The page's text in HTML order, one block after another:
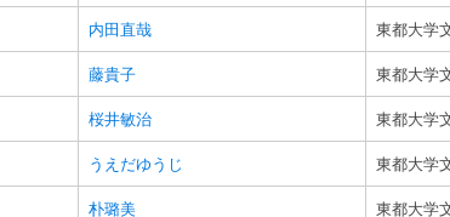
内田直哉
東都大学
藤貴子
東都大学
桜井敏治
東都大学
うえだゆうじ
東都大学
朴璐美 東都大学